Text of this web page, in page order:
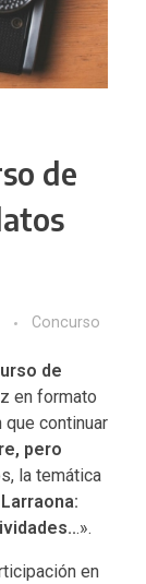
de
Concurso
de
en formato
continuar
pero
la temática
.».
en